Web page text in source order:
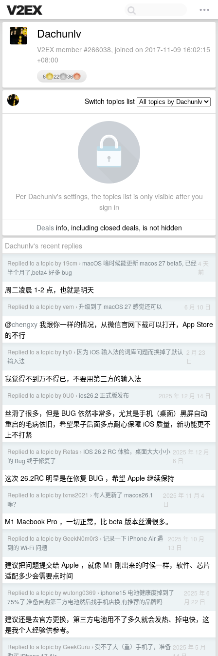
Dachunlv
V2EX member #266038, joined on 2017-11-09 16:02:15
+08:00
6 22 36
Switch topics list
Per Dachunlv's settings, the topics list is only visible after you
sign in
Dealsinfo, including closed deals, is not hidden
Dachunlv's recent replies
Replied to a topic by 19cm › macOS 啥时候能更新 macos 27 beta5, 已经
半个月了,beta4 好多 bug
4 天
前
周二凌晨 1-2 点，也就是明天
Replied to a topic by vem › 升级到了 macOS 27 感觉还可以 6 月 10 日
@chengxy 我跟你一样的情况，从微信官网下载可以打开，App Store
的不行
Replied to a topic by tty0 › 因为 iOS 输入法的词库问题而换掉了默认
输入法
2 月 23
日
我觉得不到万不得已，不要用第三方的输入法
Replied to a topic by 0U0 › ios26.2 正式版发布 2025 年 12 月 14 日
丝滑了很多，但是 BUG 依然非常多，尤其是手机（桌面）黑屏自动
重启的毛病依旧，希望果子后面多点耐心保障 iOS 质量，新功能更不
上不打紧
Replied to a topic by Retas › IOS 26.2 RC 体验，桌面大大小小
的 Bug 终于修复了
2025 年 12 月
6 日
这次 26.2RC 明显是在修复 BUG ，希望 Apple 继续保持
Replied to a topic by lxms2021 › 有人更新了 macos26.1
嘛？
2025 年 11 月 4
日
M1 Macbook Pro ，一切正常，比 beta 版本丝滑很多。
Replied to a topic by GeekN0m0r3 › 记录一下 iPhone Air 遇
到的 Wi-Fi 问题
2025 年 10 月
13 日
建议把问题提交给 Apple ，就像 M1 刚出来的时候一样，软件、芯片
适配多少会需要点时间
Replied to a topic by wutong0369 › iphone15 电池健康度掉到了
75%了,准备自购第三方电池然后找手机店换,有推荐的品牌吗
2025 年 6
月 22 日
建议还是去官方更换，第三方电池用不了多久就会发热、掉电快，这
是我个人经验供参考。
Replied to a topic by GeekGuru › 受不了大（重）手机了，准备 2025 年 5 月